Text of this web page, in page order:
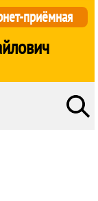
приёмная